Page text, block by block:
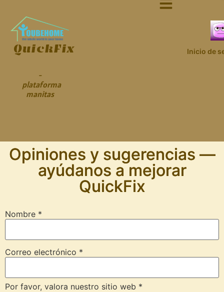
-
plataforma
manitas
QuickFix Inicio de
Opiniones y sugerencias —
ayúdanos a mejorar
QuickFix
Nombre *
Correo electrónico *
Por favor, valora nuestro sitio web *